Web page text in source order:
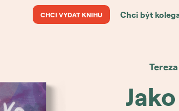
CHCI VYDAT KNIHU Chci být
Tereza